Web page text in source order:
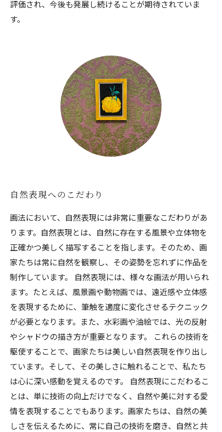
評価され、今後も発展し続けることが期待されていま
す。
自然表現へのこだわり
画法において、自然表現には非常に重要なこだわりがあ
ります。自然表現とは、自然に存在する風景や立体物を
正確かつ美しく描写することを指します。そのため、画
家たちは常に自然を観察し、その姿勢を忘れずに作品を
制作しています。 自然表現には、様々な画法が用いられ
ます。たとえば、風景画や動物画では、遠近感や立体感
を表現するために、筆触を適度に変化させるテクニック
が必要となります。また、水彩画や油絵では、光の反射
やシャドウの描き方が重要となります。 これらの技術を
駆使することで、画家たちは美しい自然表現を作り出し
ています。そして、その美しさに触れることで、私たち
は心に深い感動を覚えるのです。 自然表現にこだわるこ
とは、単に技術の向上だけでなく、自然や美に対する愛
情を表現することでもあります。画家たちは、自然の美
しさを伝えるために、常に自己の技術を磨き、自然と共